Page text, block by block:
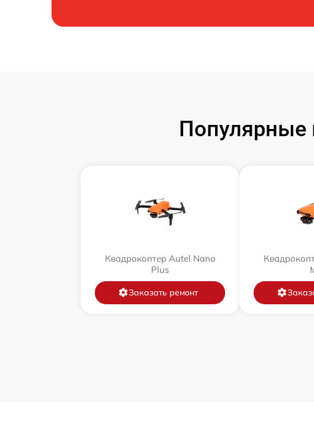
Популярные
Квадрокоптер Autel Nano
Plus
Заказать ремонт